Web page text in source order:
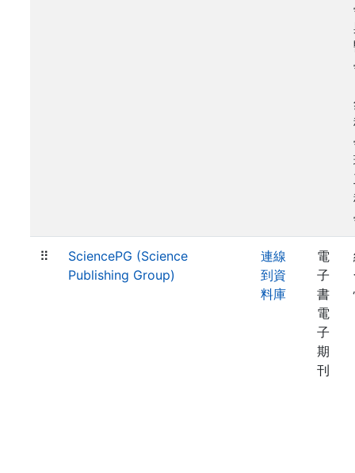
⠿
SciencePG (Science
Publishing Group)
連線
到資
料庫
電
子
書
電
子
期
刊